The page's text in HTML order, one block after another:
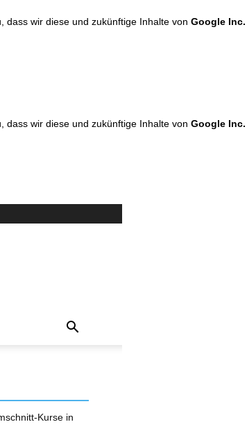
dass wir diese und zukünftige Inhalte von Google Inc.
dass wir diese und zukünftige Inhalte von Google Inc.
Kurse in